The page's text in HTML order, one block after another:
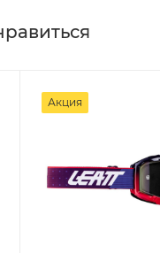
Акция